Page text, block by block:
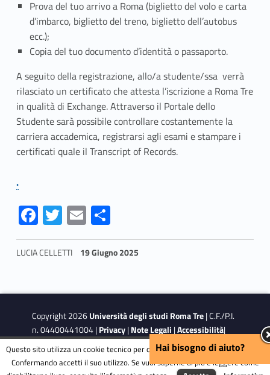
e
q
u
a
n
o
s
i
r
i
v
Prova del tuo arrivo a Roma (biglietto del volo e carta
d’imbarco, biglietto del treno, biglietto dell’autobus
ecc.);
Copia del tuo documento d’identità o passaporto.
A seguito della registrazione, allo/a studente/ssa verrà
rilasciato un certificato che attesta l’iscrizione a Roma Tre
in qualità di Exchange. Attraverso il Portale dello
Studente sarà possibile controllare costantemente la
carriera accademica, registrarsi agli esami e stampare i
certificati quale il Transcript of Records.
.
Fa
ce
b
o
k
T
w
itt
E
m
ai
S
h
ar
LUCIA CELLETTI 19 Giugno 2025
Copyright 2026Università degli studi Roma Tre| C.F./P.I.
n. 04400441004 |Privacy|Note Legali |Accessibilità|
Obiettivi di accessibilità
Hai bisogno di aiuto?
Questo sito utilizza un cookie tecnico per consentire la corretta navigazione.
Confermando accetti il suo utilizzo. Se vuoi saperne di più e leggere come